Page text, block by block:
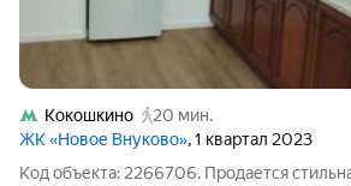
Кокошкино
20 мин.
ЖК «Новое Внуково», 1 квартал 2023
Код объекта: 2266706. Продается